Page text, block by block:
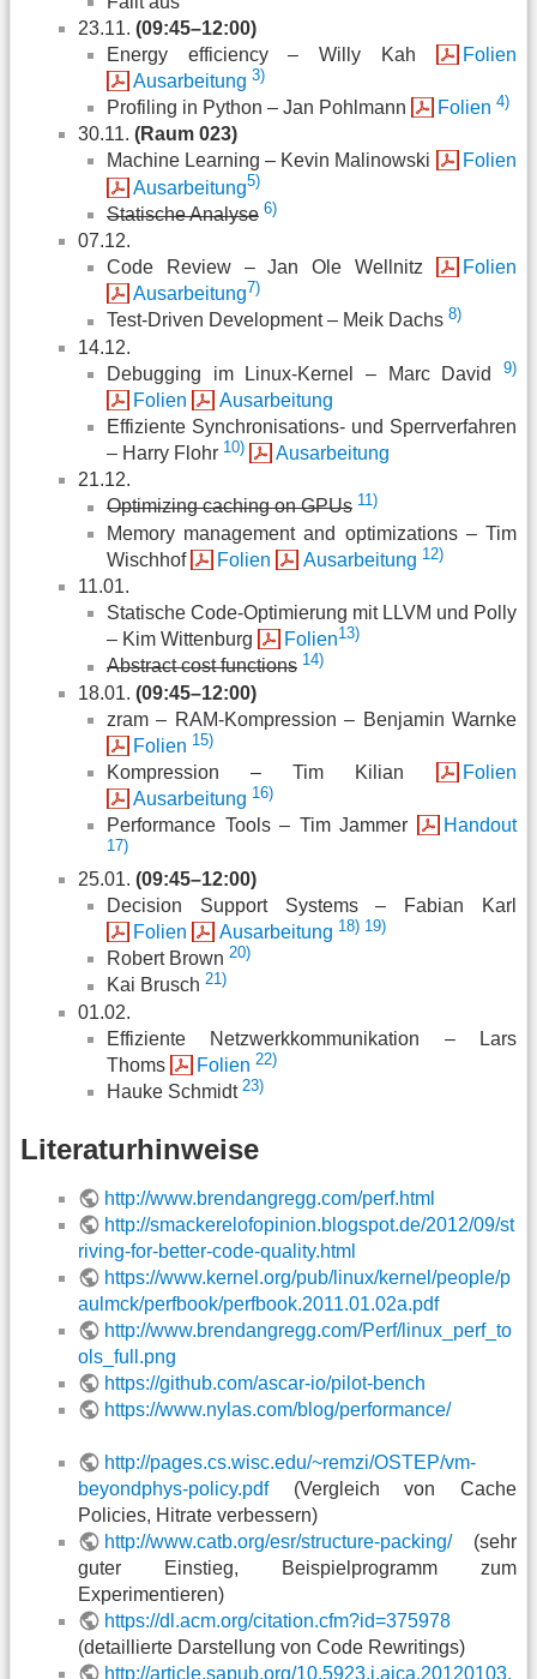
23.11. (09:45–12:00)
Energy efficiency – Willy Kah
Folien
Ausarbeitung 3)
Profiling in Python – Jan Pohlmann Folien 4)
30.11. (Raum 023)
Machine Learning – Kevin Malinowski
Folien
Ausarbeitung5)
Statische Analyse 6)
07.12.
Code Review – Jan Ole Wellnitz
Folien
Ausarbeitung7)
Test-Driven Development – Meik Dachs 8)
14.12.
Debugging im Linux-Kernel – Marc David 9)
Folien
Ausarbeitung
Effiziente Synchronisations- und Sperrverfahren
– Harry Flohr 10)
Ausarbeitung
21.12.
Optimizing caching on GPUs 11)
Memory management and optimizations – Tim
Wischhof
Folien Ausarbeitung 12)
11.01.
Statische Code-Optimierung mit LLVM und Polly
– Kim Wittenburg
Folien13)
Abstract cost functions 14)
18.01. (09:45–12:00)
zram – RAM-Kompression – Benjamin Warnke
Folien 15)
Kompression – Tim Kilian
Folien
Ausarbeitung 16)
Performance Tools – Tim Jammer Handout
17)
25.01. (09:45–12:00)
Decision Support Systems – Fabian Karl
Folien
Ausarbeitung 18) 19)
Robert Brown 20)
Kai Brusch 21)
01.02.
Effiziente Netzwerkkommunikation – Lars
Thoms
Folien 22)
Hauke Schmidt 23)
Literaturhinweise
http://www.brendangregg.com/perf.html
http://smackerelofopinion.blogspot.de/2012/09/st
riving-for-better-code-quality.html
https://www.kernel.org/pub/linux/kernel/people/p
aulmck/perfbook/perfbook.2011.01.02a.pdf
http://www.brendangregg.com/Perf/linux_perf_to
ols_full.png
https://github.com/ascar-io/pilot-bench
https://www.nylas.com/blog/performance/
http://pages.cs.wisc.edu/~remzi/OSTEP/vm-
beyondphys-policy.pdf(Vergleich von Cache
Policies, Hitrate verbessern)
http://www.catb.org/esr/structure-packing/(sehr
guter Einstieg, Beispielprogramm zum
Experimentieren)
https://dl.acm.org/citation.cfm?id=375978
(detaillierte Darstellung von Code Rewritings)
http://article.sapub.org/10.5923.j.ajca.20120103.